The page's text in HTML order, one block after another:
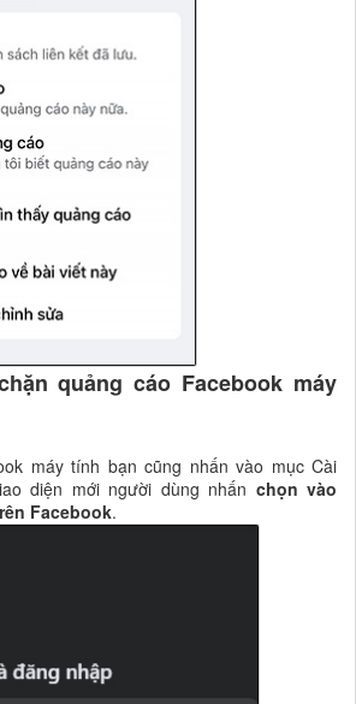
quảng cáo Facebook máy
máy tính bạn cũng nhấn vào mục Cài
diện mới người dùng nhấn chọn vào
Facebook.